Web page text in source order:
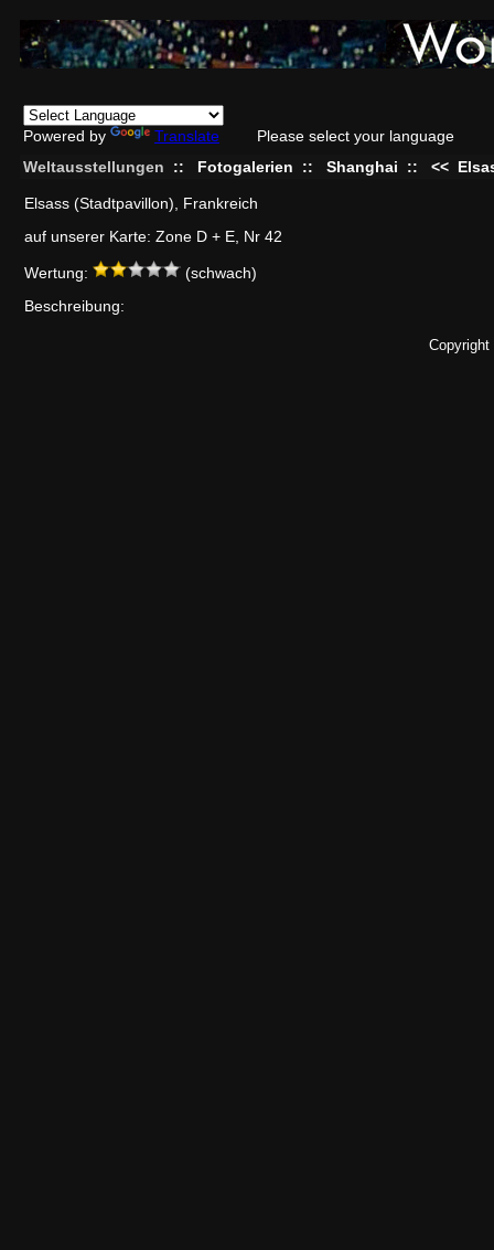
Powered by Translate
Please select your language
Weltausstellungen
:: Fotogalerien :: Shanghai :: <<
Elsass (Stadtpavillon), Frankreich
auf unserer Karte: Zone D + E, Nr 42
Wertung:
(schwach)
Beschreibung: